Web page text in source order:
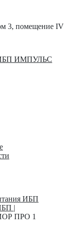
3, помещение IV
ИБП
|
ПРО 1